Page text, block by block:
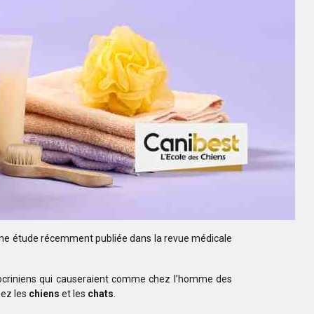
étude récemment publiée dans la revue médicale
qui causeraientcomme chez l’homme des
les chiens et les chats